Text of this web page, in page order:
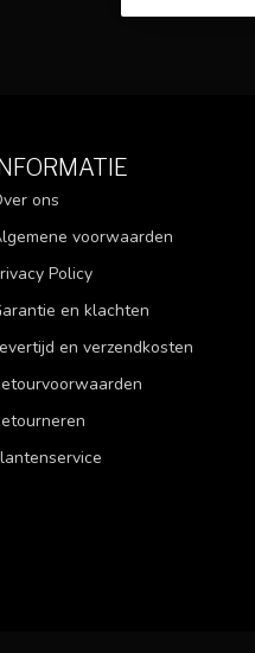
ons
voorwaarden
Policy
en klachten
en verzendkosten